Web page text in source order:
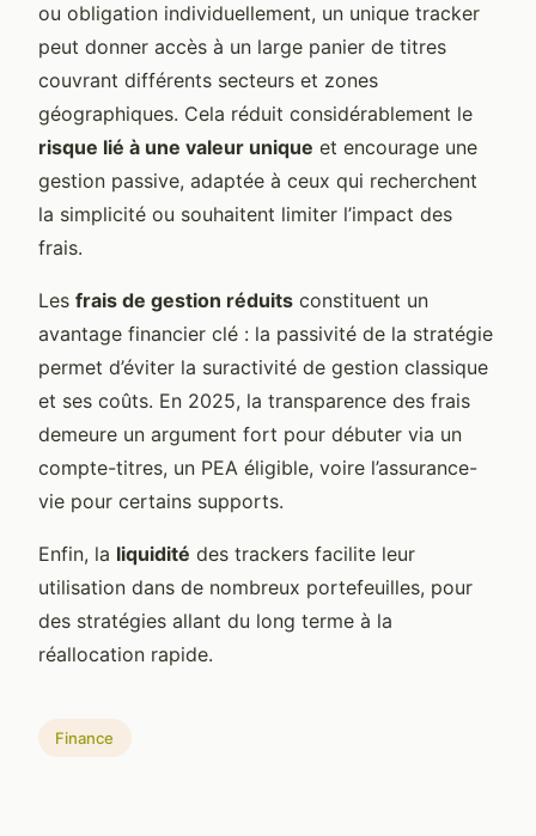
ou obligation individuellement, un unique tracker
peut donner accès à un large panier de titres
couvrant différents secteurs et zones
géographiques. Cela réduit considérablement le
risque lié à une valeur unique et encourage une
gestion passive, adaptée à ceux qui recherchent
la simplicité ou souhaitent limiter l’impact des
frais.
Les frais de gestion réduits constituent un
avantage financier clé : la passivité de la stratégie
permet d’éviter la suractivité de gestion classique
et ses coûts. En 2025, la transparence des frais
demeure un argument fort pour débuter via un
compte-titres, un PEA éligible, voire l’assurance-
vie pour certains supports.
Enfin, la liquidité des trackers facilite leur
utilisation dans de nombreux portefeuilles, pour
des stratégies allant du long terme à la
réallocation rapide.
Finance